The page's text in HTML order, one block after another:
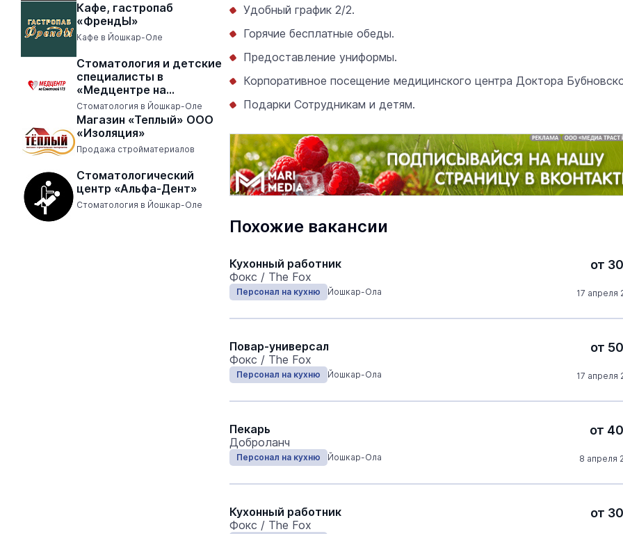
Кафе, гастропаб
«ФрендЫ»
Кафе в Йошкар-Оле
Стоматология и детские
специалисты в
«Медцентре на
Советской 173»
Стоматология в Йошкар-Оле
Магазин «Теплый» ООО
«Изоляция»
Продажа стройматериалов
Стоматологический
центр «Альфа-Дент»
Стоматология в Йошкар-Оле
Удобный график 2/2.
Горячие бесплатные обеды.
Предоставление униформы.
Корпоративное посещение медицинского центра Доктора
Подарки Сотрудникам и детям.
Похожие вакансии
Кухонный работник
Фокс / The Fox
от
Персонал на кухню Йошкар-Ола 17 апреля
Повар-универсал
Фокс / The Fox
от
Персонал на кухню Йошкар-Ола 17 апреля
Пекарь
Доброланч
от
Персонал на кухню Йошкар-Ола 8 апреля
Кухонный работник
Фокс / The Fox
от
Дефицит топлива на АЗС в